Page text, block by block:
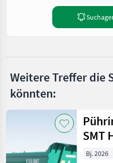
Weitere Treffer die
könnten:
SMT
20t
Bj. 2026